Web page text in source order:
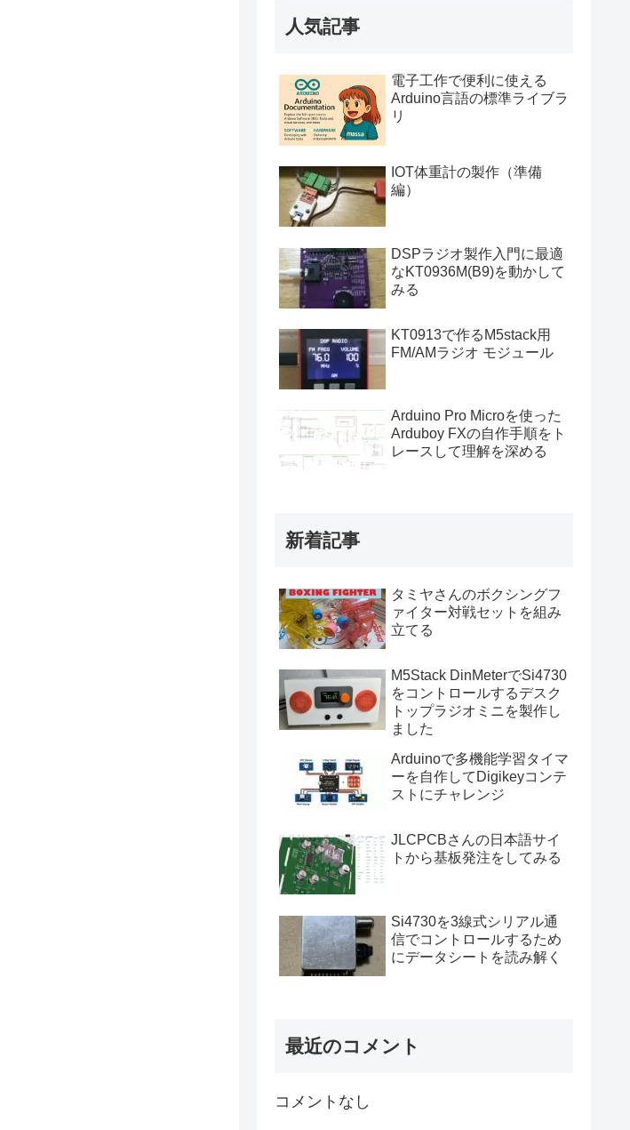
人気記事
電子工作で便利に使える
Arduino言語の標準ライブラ
リ
IOT体重計の製作（準備
編）
DSPラジオ製作入門に最適
なKT0936M(B9)を動かして
みる
KT0913で作るM5stack用
FM/AMラジオ モジュール
Arduino Pro Microを使った
Arduboy FXの自作手順をト
レースして理解を深める
新着記事
タミヤさんのボクシングフ
ァイター対戦セットを組み
立てる
M5Stack DinMeterでSi4730
をコントロールするデスク
トップラジオミニを製作し
ました
Arduinoで多機能学習タイマ
ーを自作してDigikeyコンテ
ストにチャレンジ
JLCPCBさんの日本語サイ
トから基板発注をしてみる
Si4730を3線式シリアル通
信でコントロールするため
にデータシートを読み解く
最近のコメント
コメントなし